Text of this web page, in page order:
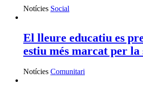
Notícies Social
El lleure educatiu es
estiu més marcat per la
Notícies Comunitari